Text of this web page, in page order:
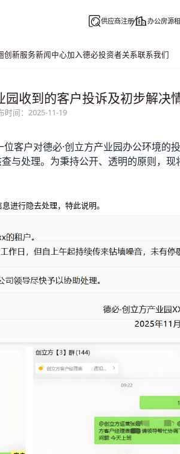
供应商注册 办公房源
创新服务新闻中心加入德必投资者关系联系我们
园收到的客户投诉及初步解决
时间：2025-11-19
客户对德必·创立方产业园办公环境的
与处理。为秉持公开、透明的原则，现
进行隐去处理，特此说明。